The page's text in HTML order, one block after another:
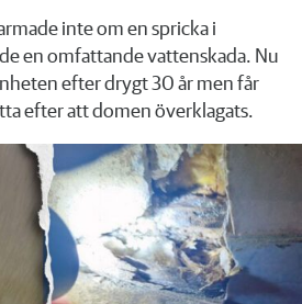
inte om en spricka i
en omfattande vattenskada. Nu
efter drygt 30 år men får
efter att domen överklagats.